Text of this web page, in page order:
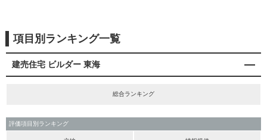
項目別ランキング一覧
建売住宅 ビルダー 東海
総合ランキング
評価項目別ランキング